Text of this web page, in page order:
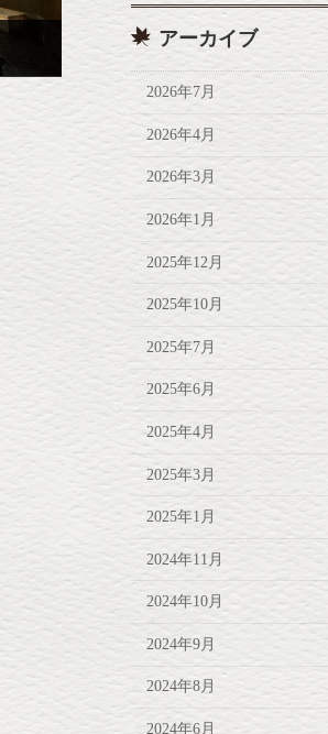
アーカイブ
2026年7月
2026年4月
2026年3月
2026年1月
2025年12月
2025年10月
2025年7月
2025年6月
2025年4月
2025年3月
2025年1月
2024年11月
2024年10月
2024年9月
2024年8月
2024年6月